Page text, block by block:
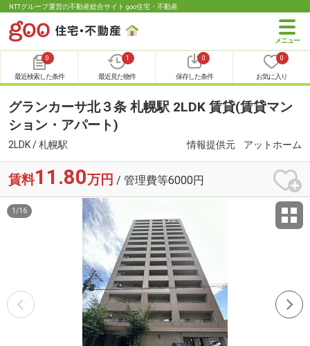
NTTグループ運営の不動産総合サイト goo住宅・不動産
0
最近検索した条件
1
最近見た物件
0
保存した条件
0
お気に入り
グランカーサ北３条 札幌駅 2LDK 賃貸(賃貸マン
ション・アパート)
2LDK / 札幌駅 情報提供元 アットホーム
賃料11.80万円 / 管理費等6000円
1 /16